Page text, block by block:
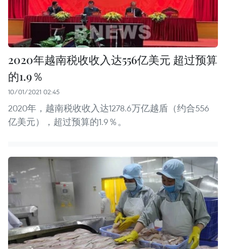
2020年越南税收收入达556亿美元 超过预算
的1.9％
10/01/2021 02:45
2020年，越南税收收入达1278.6万亿越盾（约合556
亿美元），超过预算的1.9％。